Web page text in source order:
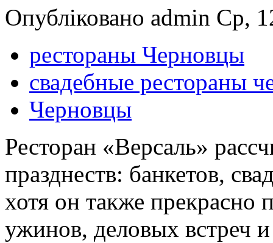
Опубліковано admin Ср,
рестораны Черновцы
свадебные рестораны
Черновцы
Ресторан «Версаль»
празднеств: банкетов,
хотя он также прекрасно
ужинов, деловых встреч